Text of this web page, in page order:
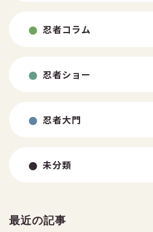
忍者コラム
忍者ショー
忍者大門
未分類
最近の記事